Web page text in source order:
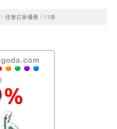
住宿訂房優惠｜75折